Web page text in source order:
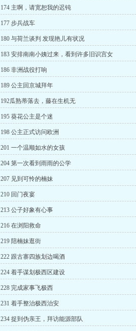
174 主啊，请宽恕我的迟钝
177 步兵战车
180 与荷兰谈判 发现艳儿有状况
183 安排南南小姨过来，看到许多旧识宫女
186 非洲战役打响
189 公主回京城拜年
192瓜熟蒂落去，藤在生机无
195 葵花公主是个迷
198 公主正式访问欧洲
201 一个温顺如水的女孩
204 第一次看到雨雨的公学
207 见到可怜的楠妹
210 回门夜宴
213 公子好象有心事
216 在浏阳救命
219 陪楠妹逛街
222 跟古寨四族划边喝酒
224 着手谋划极西区建设
228 完成家事飞极西
231 着手整治极西治安
234 捉到伪亲王，拜访能源部队